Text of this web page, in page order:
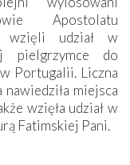
Apostolatu
wzięli udział w
pielgrzymce do
Portugalii. Liczna
miejsca
wzięła udział w
Fatimskiej Pani.